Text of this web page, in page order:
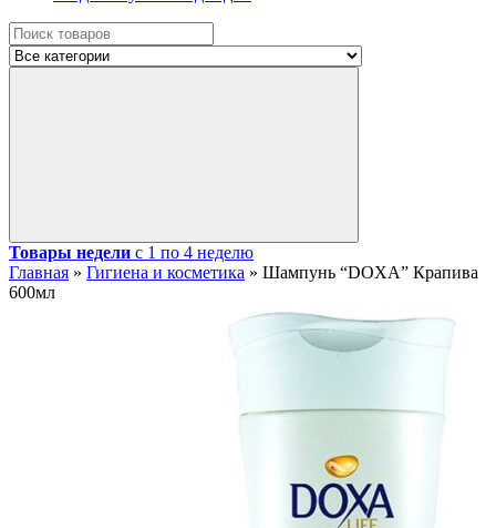
Товары недели с 1 по 4 неделю
Главная » Гигиена и косметика » Шампунь “DOXA” Крапива
600мл